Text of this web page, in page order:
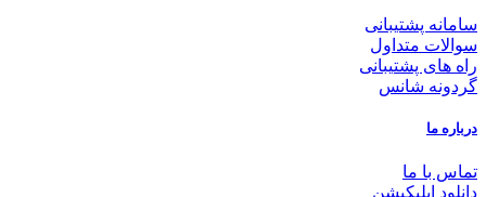
سامانه پشتیبانی
سوالات متداول
راه های پشتیبانی
گردونه شانس
درباره ما
تماس با ما
دانلود اپلیکیشن